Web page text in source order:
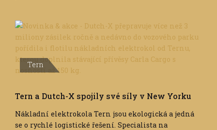
Tern
Tern a Dutch-X spojily své síly v New Yorku
Nákladní elektrokola Tern jsou ekologická a jedná
se o rychlé logistické řešení. Specialista na